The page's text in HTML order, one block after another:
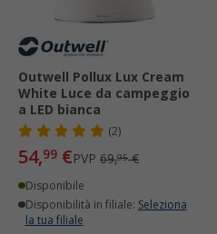
Outwell Pollux Lux Cream
White Luce da campeggio
a LED bianca
(2)
54,99 €PVP 69,95€
Disponibile
Disponibilità in filiale: Seleziona
la tua filiale